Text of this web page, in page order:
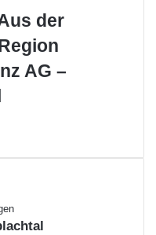
der
AG –